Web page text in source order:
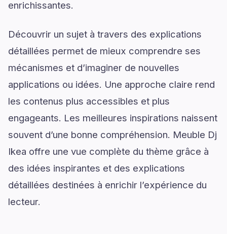
enrichissantes.
Découvrir un sujet à travers des explications
détaillées permet de mieux comprendre ses
mécanismes et d’imaginer de nouvelles
applications ou idées. Une approche claire rend
les contenus plus accessibles et plus
engageants. Les meilleures inspirations naissent
souvent d’une bonne compréhension. Meuble Dj
Ikea offre une vue complète du thème grâce à
des idées inspirantes et des explications
détaillées destinées à enrichir l’expérience du
lecteur.